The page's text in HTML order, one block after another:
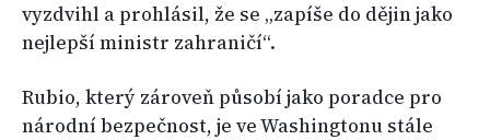
vyzdvihl a prohlásil, že se „zapíše do dějin jako
nejlepší ministr zahraničí“.
Rubio, který zároveň působí jako poradce pro
národní bezpečnost, je ve Washingtonu stále